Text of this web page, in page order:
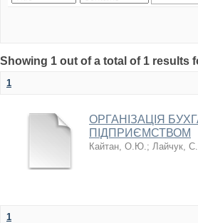
Showing 1 out of a total of 1 results
1
ОРГАНІЗАЦІЯ
ПІДПРИЄМСТВОМ
Кайтан, О.Ю.; Лайчук,
1